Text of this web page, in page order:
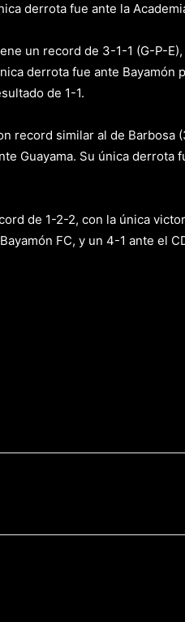
derrota fue ante la
un record de 3-1-1 (G-P-
derrota fue ante Bayamón
de 1-1.
record similar al de Barbosa
Guayama. Su única derrota
de 1-2-2, con la única
FC, y un 4-1 ante el